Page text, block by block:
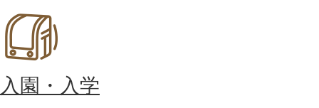
入園・入学